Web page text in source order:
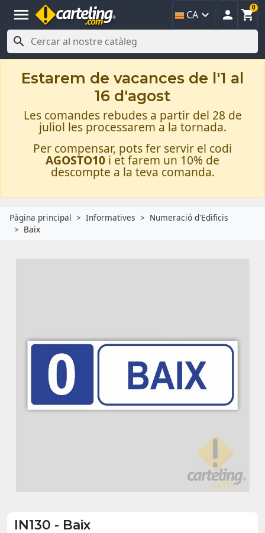
menu CA   
0

Estarem de vacances de l'1 al
16 d'agost
Les comandes rebudes a partir del 28 de
juliol les processarem a la tornada.
Per compensar, pots fer servir el codi
AGOSTO10 i et farem un 10% de
descompte a la teva comanda.
Pàgina principal Informatives
Numeració d'Edificis
Baix
IN130 - Baix